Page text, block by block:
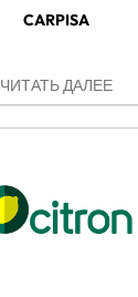
CARPISA
ЧИТАТЬ ДАЛЕЕ